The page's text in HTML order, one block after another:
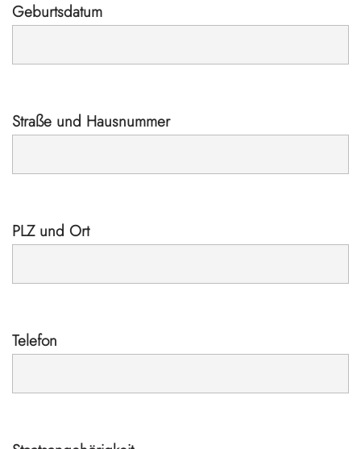
Geburtsdatum
Straße und Hausnummer
PLZ und Ort
Telefon